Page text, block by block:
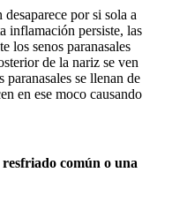
por si sola a
inflamación persiste, las
los senos paranasales
de la nariz se ven
paranasales se llenan de
en ese moco causando
común o una